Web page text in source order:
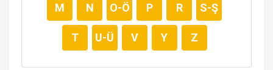
M N O-Ö P R S-Ş
T U-Ü V Y Z